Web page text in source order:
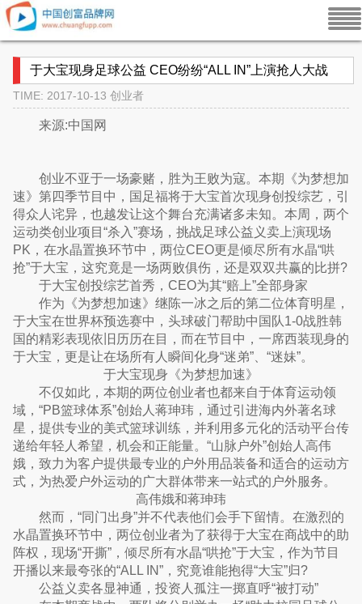
于大宝现身足球公益 CEO纷纷“ALL IN”上演抢人大战
TIME: 2017-10-13 创业者
来源:中国网
创业不亚于一场豪赌，胜为王败为寇。本期《为梦想加
速》第四季节目中，国足福将于大宝首次现身创投综艺，引
得众人诧异，也越发让这个舞台充满诸多未知。本周，两个
运动类创业项目“杀入”赛场，挑战足球公益义卖上演现场
PK，在水晶置换环节中，两位CEO更是倾尽所有水晶“哄
抢”于大宝，这究竟是一场两败俱伤，还是双双共赢的比拼?
于大宝创投综艺首秀，CEO为其“赔上”全部身家
作为《为梦想加速》继陈一冰之后的第二位体育明星，
于大宝在世界杯预选赛中，头球破门帮助中国队1-0战胜韩
国的精彩表现依旧历历在目，而在节目中，一席西装现身的
于大宝，更是让在场所有人瞬间化身“迷弟”、“迷妹”。
于大宝现身《为梦想加速》
不仅如此，本期的两位创业者也都来自于体育运动领
域，“PB篮球体系”创始人蒋珅玮，通过引进海内外著名球
星，提供专业的美式篮球训练，并利用多元化的活动平台传
递给年轻人希望，机会和正能量。“山脉户外”创始人高伟
娥，致力为客户提供最专业的户外用品装备和适合的运动方
式，为热爱户外运动的广大群体带来一站式的户外服务。
高伟娥和蒋珅玮
然而，“同门出身”并不代表他们会手下留情。在激烈的
水晶置换环节中，两位创业者为了获得于大宝在商战中的助
阵权，现场“开撕”，倾尽所有水晶“哄抢”于大宝，作为节目
开播以来最夸张的“ALL IN”，究竟谁能抱得“大宝”归?
公益义卖各显神通，投资人孤注一掷直呼“被打动”